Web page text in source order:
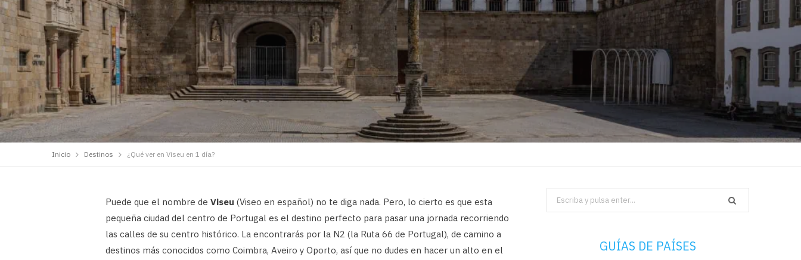
Inicio Destinos ¿Qué ver en Viseu en 1 día?
Puede que el nombre de Viseu (Viseo en español) no te diga nada. Pero, lo cierto es que esta
pequeña ciudad del centro de Portugal es el destino perfecto para pasar una jornada recorriendo
las calles de su centro histórico. La encontrarás por la N2 (la Ruta 66 de Portugal), de camino a
destinos más conocidos como Coimbra, Aveiro y Oporto, así que no dudes en hacer un alto en el
Search
for:
GUÍAS DE PAÍSES